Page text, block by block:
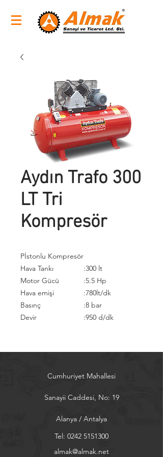
Aydın Trafo 300
LT Tri
Kompresör
Pİstonlu Kompresör
Hava Tankı
:300 lt
Motor Gücü
:5.5 Hp
Hava emişi
:780lt/dk
Basınç
:8 bar
Devir
:950 d/dk
Cumhuriyet Mahallesi
Sanayii Caddesi, No: 19
Alanya / Antalya
Tel: 0242 5151300
almak@almak.net